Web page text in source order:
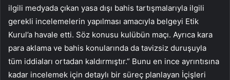
ilgili medyada çıkan yasa dışı bahis tartışmalarıyla ilgili
gerekli incelemelerin yapılması amacıyla belgeyi Etik
Kurul’a havale etti. Söz konusu kulübün maçı. Ayrıca kara
para aklama ve bahis konularında da tavizsiz duruşuyla
tüm iddiaları ortadan kaldırmıştır.” Bunu en ince ayrıntısına
kadar incelemek için detaylı bir süreç planlayan İçişleri